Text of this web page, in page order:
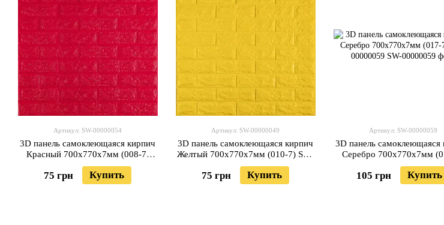
Артикул: SW-00000054
3D панель самоклеющаяся кирпич
Красный 700x770x7мм (008-7)
SW-00000054
75 грн Купить
Артикул: SW-00000049
3D панель самоклеющаяся кирпич
Желтый 700x770x7мм (010-7) SW-
00000049
75 грн Купить
Артикул: SW-00000059
3D панель самоклеющаяся
Серебро 700x770x7мм
SW-00000059
105 грн Купить